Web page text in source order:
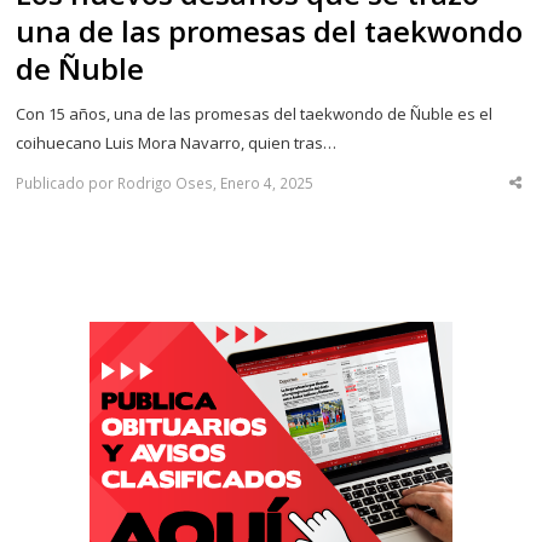
una de las promesas del taekwondo
de Ñuble
Con 15 años, una de las promesas del taekwondo de Ñuble es el
coihuecano Luis Mora Navarro, quien tras…
Publicado por Rodrigo Oses, Enero 4, 2025